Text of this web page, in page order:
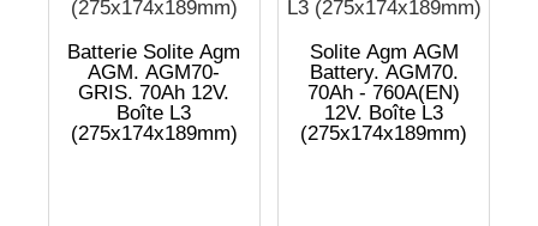
Batterie Solite Agm
AGM. AGM70-
GRIS. 70Ah 12V.
Boîte L3
(275x174x189mm)
Solite Agm AGM
Battery. AGM70.
70Ah - 760A(EN)
12V. Boîte L3
(275x174x189mm)